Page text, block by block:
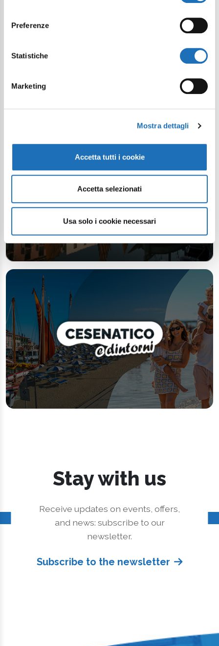
Preferenze
Statistiche
Marketing
Mostra dettagli
Accetta tutti i cookie
Accetta selezionati
Usa solo i cookie necessari
Stay with us
Receive updates on events, offers,
and news: subscribe to our
newsletter.
Subscribe to the newsletter